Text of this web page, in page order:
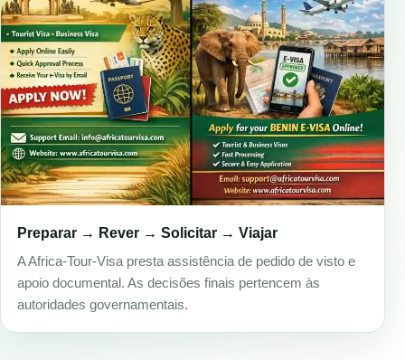
Preparar → Rever → Solicitar → Viajar
A Africa-Tour-Visa presta assistência de pedido de visto e
apoio documental. As decisões finais pertencem às
autoridades governamentais.